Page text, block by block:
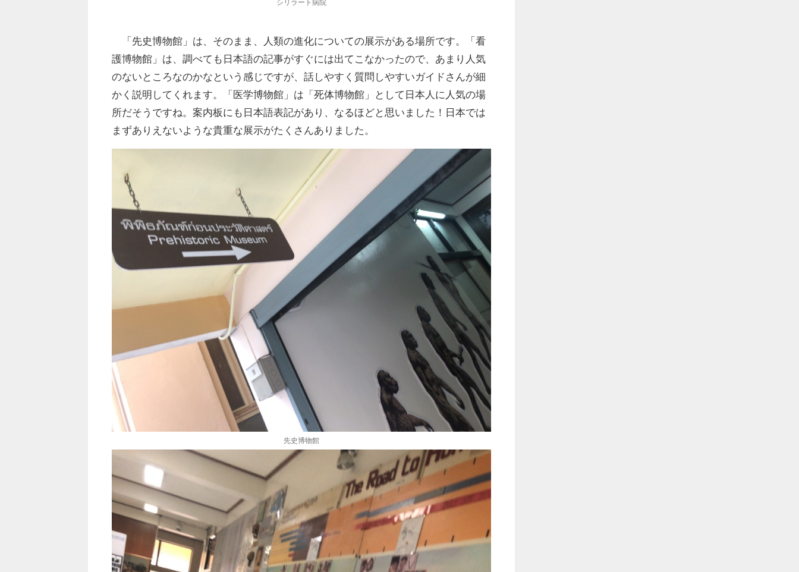
「先史博物館」は、そのまま、人類の進化についての展示がある場所です。「看
護博物館」は、調べても日本語の記事がすぐには出てこなかったので、あまり人気
のないところなのかなという感じですが、話しやすく質問しやすいガイドさんが細
かく説明してくれます。「医学博物館」は「死体博物館」として日本人に人気の場
所だそうですね。案内板にも日本語表記があり、なるほどと思いました！日本では
まずありえないような貴重な展示がたくさんありました。
先史博物館